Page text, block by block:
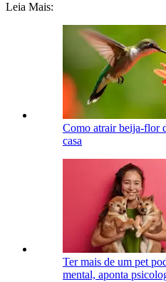
Leia Mais:
Como atrair beija-flor
casa
Ter mais de um pet
mental, aponta